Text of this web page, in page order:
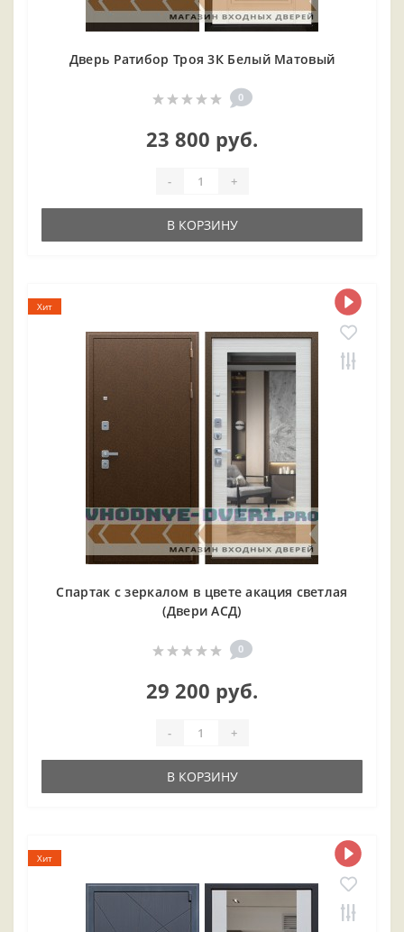
Дверь Ратибор Троя 3К Белый Матовый
0
23 800 руб.
- +
В КОРЗИНУ
Хит
Спартак с зеркалом в цвете акация светлая
(Двери АСД)
0
29 200 руб.
- +
В КОРЗИНУ
Хит